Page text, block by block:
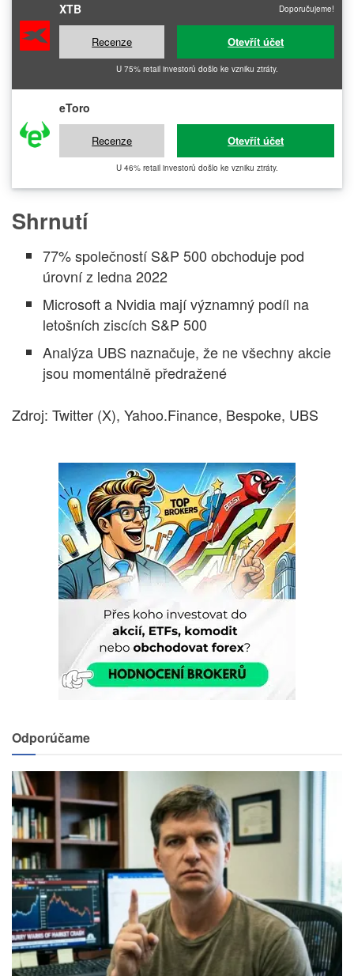
XTB Doporučujeme!
Recenze Otevřít účet
U 75% retail investorů došlo ke vzniku ztráty.
eToro
Recenze Otevřít účet
U 46% retail investorů došlo ke vzniku ztráty.
Shrnutí
77% společností S&P 500 obchoduje pod
úrovní z ledna 2022
Microsoft a Nvidia mají významný podíl na
letošních ziscích S&P 500
Analýza UBS naznačuje, že ne všechny akcie
jsou momentálně předražené
Zdroj: Twitter (X), Yahoo.Finance, Bespoke, UBS
Odporúčame